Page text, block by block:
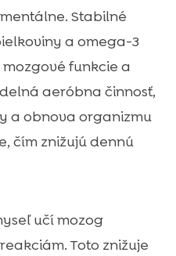
Stabilné
a omega-3
funkcie a
aeróbna činnosť,
a obnova organizmu
čím znižujú dennú
učí mozog
Toto znižuje